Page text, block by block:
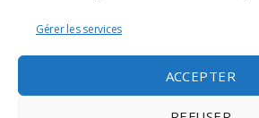
Gérer les services
ACCEPTER
© 2026Scènes & Cinés